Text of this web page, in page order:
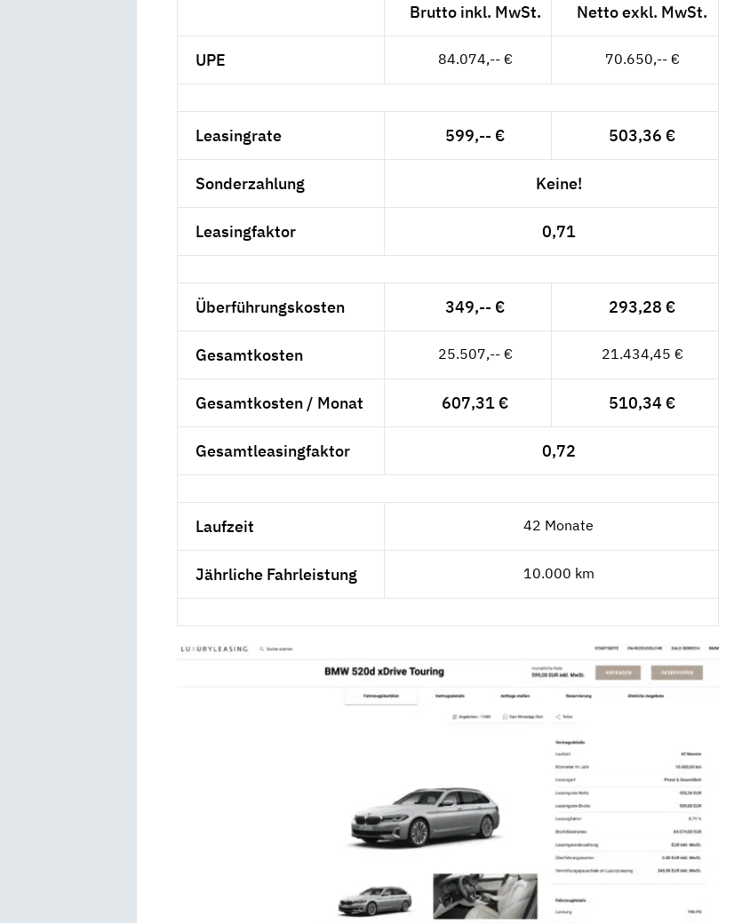
Brutto inkl. MwSt. Netto exkl. MwSt.
UPE 84.074,-- € 70.650,-- €
Leasingrate 599,-- € 503,36 €
Sonderzahlung Keine!
Leasingfaktor 0,71
Überführungskosten 349,-- € 293,28 €
Gesamtkosten 25.507,-- € 21.434,45 €
Gesamtkosten / Monat 607,31 € 510,34 €
Gesamtleasingfaktor 0,72
Laufzeit 42 Monate
Jährliche Fahrleistung 10.000 km